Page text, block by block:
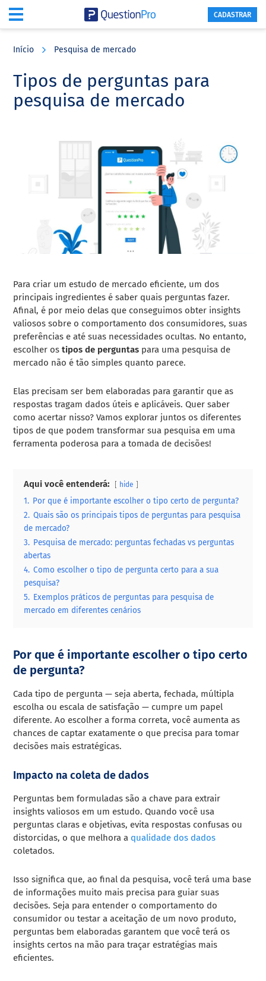
content
sidebar
CADASTRAR
Início Pesquisa de mercado
Tipos de perguntas para
pesquisa de mercado
Para criar um estudo de mercado eficiente, um dos
principais ingredientes é saber quais perguntas fazer.
Afinal, é por meio delas que conseguimos obter insights
valiosos sobre o comportamento dos consumidores, suas
preferências e até suas necessidades ocultas. No entanto,
escolher ostipos de perguntas para uma pesquisa de
mercado não é tão simples quanto parece.
Elas precisam ser bem elaboradas para garantir que as
respostas tragam dados úteis e aplicáveis. Quer saber
como acertar nisso? Vamos explorar juntos os diferentes
tipos de que podem transformar sua pesquisa em uma
ferramenta poderosa para a tomada de decisões!
Aqui você entenderá: hide
1. Por que é importante escolher o tipo certo de pergunta?
2. Quais são os principais tipos de perguntas para pesquisa
de mercado?
3. Pesquisa de mercado: perguntas fechadas vs perguntas
abertas
4. Como escolher o tipo de pergunta certo para a sua
pesquisa?
5. Exemplos práticos de perguntas para pesquisa de
mercado em diferentes cenários
Por que é importante escolher o tipo certo
de pergunta?
Cada tipo de pergunta — seja aberta, fechada, múltipla
escolha ou escala de satisfação — cumpre um papel
diferente. Ao escolher a forma correta, você aumenta as
chances de captar exatamente o que precisa para tomar
decisões mais estratégicas.
Impacto na coleta de dados
Perguntas bem formuladas são a chave para extrair
insights valiosos em um estudo. Quando você usa
perguntas claras e objetivas, evita respostas confusas ou
distorcidas, o que melhora a qualidade dos dados
coletados.
Isso significa que, ao final da pesquisa, você terá uma base
de informações muito mais precisa para guiar suas
decisões. Seja para entender o comportamento do
consumidor ou testar a aceitação de um novo produto,
perguntas bem elaboradas garantem que você terá os
insights certos na mão para traçar estratégias mais
eficientes.